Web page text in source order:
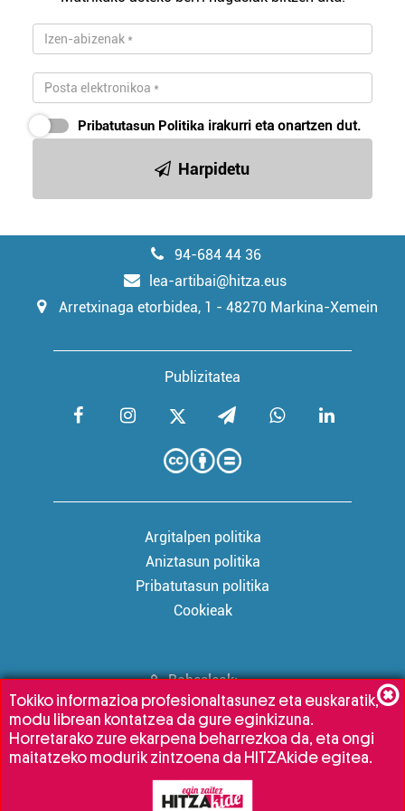
Pribatutasun Politika irakurri eta onartzen dut.
Harpidetu
94-684 44 36
lea-artibai@hitza.eus
Arretxinaga etorbidea, 1 - 48270 Markina-Xemein
Publizitatea
Argitalpen politika
Aniztasun politika
Pribatutasun politika
Cookieak
Babesleak:
Tokiko informazioa profesionaltasunez eta euskaratik,
modu librean kontatzea da gure eginkizuna.
Horretarako zure ekarpena beharrezkoa da, eta ongi
maitatzeko modurik zintzoena da HITZAkide egitea.